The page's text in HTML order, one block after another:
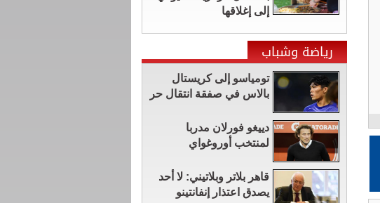
إلى إغلاقها
رياضة وشباب
تومياسو إلى كريستال
بالاس في صفقة انتقال حر
دييغو فورلان مدربا
لمنتخب أوروغواي
قاهر بلاتر وبلاتيني: لا أحد
يصدق اعتذار إنفانتينو